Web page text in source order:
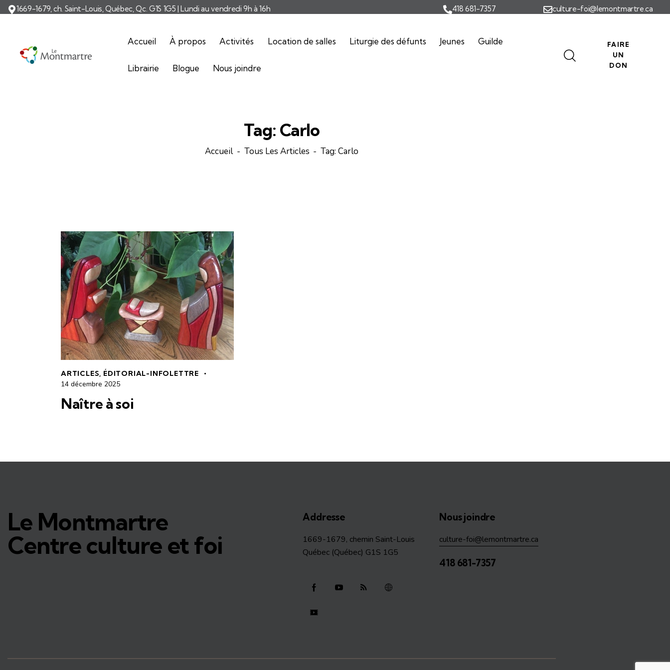
1669-1679, ch. Saint-Louis, Québec, Qc. G1S 1G5 | Lundi au vendredi 9h à 16h 418 681-7357 culture-foi@lemontmartre.ca
Accueil À propos Activités Location de salles Liturgie des défunts Jeunes Guilde
Librairie Blogue Nous joindre
FAIRE
UN
DON
Tag: Carlo
Accueil Tous Les Articles Tag: Carlo
ARTICLES, ÉDITORIAL-INFOLETTRE
14 décembre 2025
Naître à soi
Le Montmartre
Centre culture et foi
Addresse
1669-1679, chemin Saint-Louis
Québec (Québec) G1S 1G5
Nous joindre
culture-foi@lemontmartre.ca
418 681-7357